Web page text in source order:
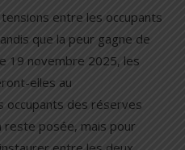
entre les occupants
que la peur gagne de
19 novembre 2025, les
elles au
occupants des réserves
reste posée, mais pour